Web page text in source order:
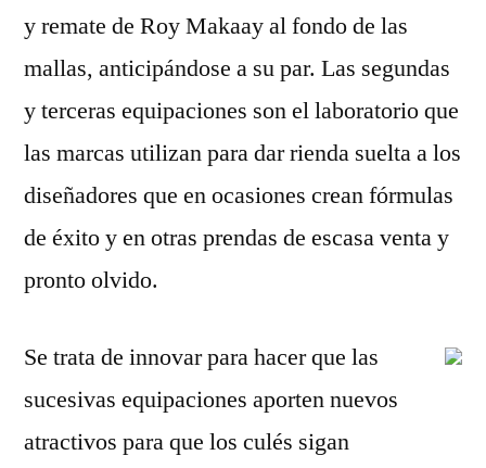
y remate de Roy Makaay al fondo de las
mallas, anticipándose a su par. Las segundas
y terceras equipaciones son el laboratorio que
las marcas utilizan para dar rienda suelta a los
diseñadores que en ocasiones crean fórmulas
de éxito y en otras prendas de escasa venta y
pronto olvido.
Se trata de innovar para hacer que las
sucesivas equipaciones aporten nuevos
atractivos para que los culés sigan